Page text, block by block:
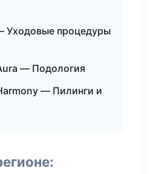
Уходовые процедуры
— Подология
— Пилинги и